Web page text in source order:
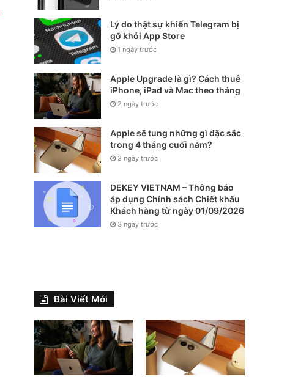
Lý do thật sự khiến Telegram bị
gỡ khỏi App Store
1 ngày trước
Apple Upgrade là gì? Cách thuê
iPhone, iPad và Mac theo tháng
2 ngày trước
Apple sẽ tung những gì đặc sắc
trong 4 tháng cuối năm?
3 ngày trước
DEKEY VIETNAM – Thông báo
áp dụng Chính sách Chiết khấu
Khách hàng từ ngày 01/09/2026
3 ngày trước
Bài Viết Mới